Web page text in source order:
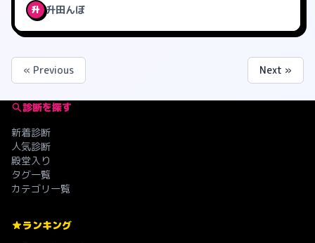
升 升田んぼ
« Previous Next »
診断を探す
新着診断
人気診断
殿堂入り
タグ一覧
カテゴリ一覧
ランキング